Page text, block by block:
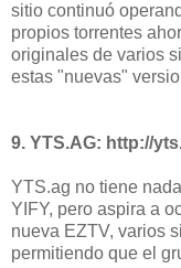
sitio continuó
propios torrentes
originales de varios
estas "nuevas"
9. YTS.AG: http://
YTS.ag no tiene
YIFY, pero aspira a
nueva EZTV, varios
permitiendo que el